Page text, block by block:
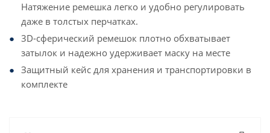
Натяжение ремешка легко и удобно регулировать
даже в толстых перчатках.
3D-сферический ремешок плотно обхватывает
затылок и надежно удерживает маску на месте
Защитный кейс для хранения и транспортировки в
комплекте